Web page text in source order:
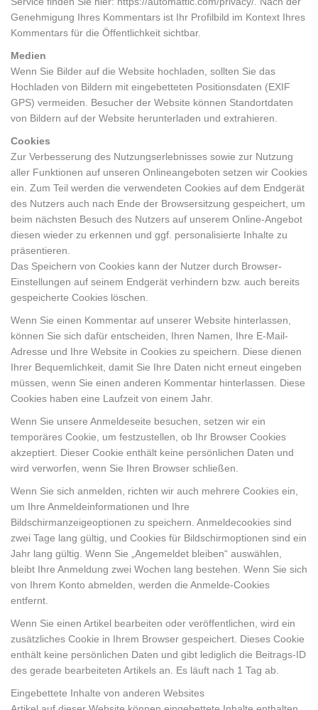
Genehmigung Ihres Kommentars ist Ihr Profilbild im Kontext Ihres
Kommentars für die Öffentlichkeit sichtbar.
Medien
Wenn Sie Bilder auf die Website hochladen, sollten Sie das
Hochladen von Bildern mit eingebetteten Positionsdaten (EXIF
GPS) vermeiden. Besucher der Website können Standortdaten
von Bildern auf der Website herunterladen und extrahieren.
Cookies
Zur Verbesserung des Nutzungserlebnisses sowie zur Nutzung
aller Funktionen auf unseren Onlineangeboten setzen wir Cookies
ein. Zum Teil werden die verwendeten Cookies auf dem Endgerät
des Nutzers auch nach Ende der Browsersitzung gespeichert, um
beim nächsten Besuch des Nutzers auf unserem Online-Angebot
diesen wieder zu erkennen und ggf. personalisierte Inhalte zu
präsentieren.
Das Speichern von Cookies kann der Nutzer durch Browser-
Einstellungen auf seinem Endgerät verhindern bzw. auch bereits
gespeicherte Cookies löschen.
Wenn Sie einen Kommentar auf unserer Website hinterlassen,
können Sie sich dafür entscheiden, Ihren Namen, Ihre E-Mail-
Adresse und Ihre Website in Cookies zu speichern. Diese dienen
Ihrer Bequemlichkeit, damit Sie Ihre Daten nicht erneut eingeben
müssen, wenn Sie einen anderen Kommentar hinterlassen. Diese
Cookies haben eine Laufzeit von einem Jahr.
Wenn Sie unsere Anmeldeseite besuchen, setzen wir ein
temporäres Cookie, um festzustellen, ob Ihr Browser Cookies
akzeptiert. Dieser Cookie enthält keine persönlichen Daten und
wird verworfen, wenn Sie Ihren Browser schließen.
Wenn Sie sich anmelden, richten wir auch mehrere Cookies ein,
um Ihre Anmeldeinformationen und Ihre
Bildschirmanzeigeoptionen zu speichern. Anmeldecookies sind
zwei Tage lang gültig, und Cookies für Bildschirmoptionen sind ein
Jahr lang gültig. Wenn Sie „Angemeldet bleiben“ auswählen,
bleibt Ihre Anmeldung zwei Wochen lang bestehen. Wenn Sie sich
von Ihrem Konto abmelden, werden die Anmelde-Cookies
entfernt.
Wenn Sie einen Artikel bearbeiten oder veröffentlichen, wird ein
zusätzliches Cookie in Ihrem Browser gespeichert. Dieses Cookie
enthält keine persönlichen Daten und gibt lediglich die Beitrags-ID
des gerade bearbeiteten Artikels an. Es läuft nach 1 Tag ab.
Eingebettete Inhalte von anderen Websites